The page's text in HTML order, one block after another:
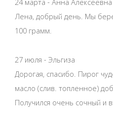
24 марта - Анна
Лена, добрый день. Мы
100 грамм.
27 июля - Эльгиза
Дорогая, спасибо. Пирог
масло (слив. топленное)
Получился очень сочный и